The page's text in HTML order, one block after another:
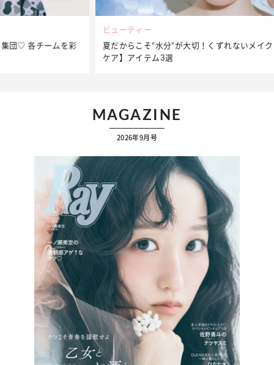
夏だからこそ“水分”が大切！くずれないメイクをつくる【保湿
MAGAZINE
2026年9月号